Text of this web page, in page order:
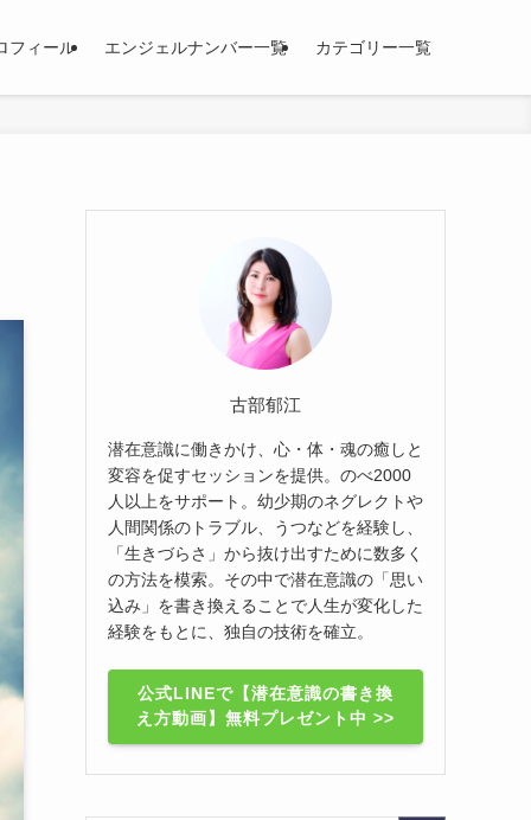
フィール エンジェルナンバー一覧 カテゴリー一覧
古部郁江
潜在意識に働きかけ、心・体・魂の癒しと
変容を促すセッションを提供。のべ2000
人以上をサポート。幼少期のネグレクトや
人間関係のトラブル、うつなどを経験し、
「生きづらさ」から抜け出すために数多く
の方法を模索。その中で潜在意識の「思い
込み」を書き換えることで人生が変化した
経験をもとに、独自の技術を確立。
公式LINEで【潜在意識の書き換
え方動画】無料プレゼント中 >>